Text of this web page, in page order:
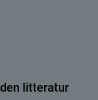
litteratur